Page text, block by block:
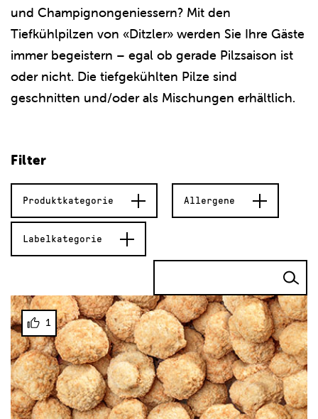
und Champignongeniessern? Mit den
Tiefkühlpilzen von «Ditzler» werden Sie Ihre Gäste
immer begeistern – egal ob gerade Pilzsaison ist
oder nicht. Die tiefgekühlten Pilze sind
geschnitten und/oder als Mischungen erhältlich.
Filter
Produktkategorie Allergene
Labelkategorie
1